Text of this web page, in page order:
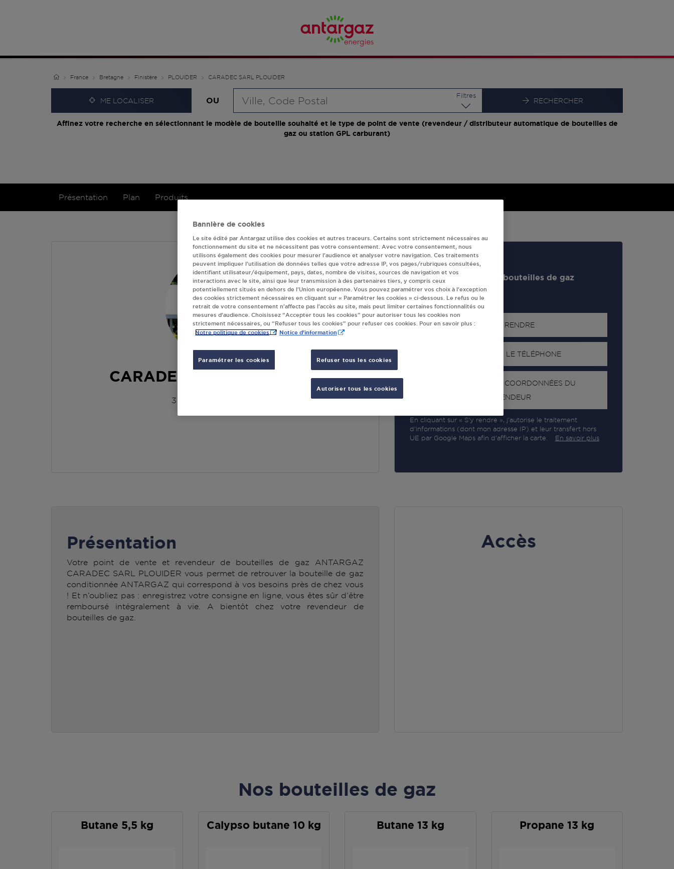
France Bretagne Finistère PLOUIDER CARADEC SARL PLOUIDER
ME LOCALISER OU
Filtres
RECHERCHER
Affinez votre recherche en sélectionnant le modèle de bouteille souhaité et le type de point de vente (revendeur / distributeur automatique de bouteilles de
gaz ou station GPL carburant)
Présentation Plan Produits
CARADEC SARL PLOUIDER
3 ROUTE DE LA MER
Revendeur de bouteilles de gaz
S'Y RENDRE
AFFICHER LE TÉLÉPHONE
RECEVOIR LES COORDONNÉES DU
REVENDEUR
En cliquant sur « S’y rendre », j’autorise le traitement
d’informations (dont mon adresse IP) et leur transfert hors
UE par Google Maps afin d’afficher la carte.
En savoir plus
Accès
Présentation
Votre point de vente et revendeur de bouteilles de gaz ANTARGAZ
CARADEC SARL PLOUIDER vous permet de retrouver la bouteille de gaz
conditionnée ANTARGAZ qui correspond à vos besoins près de chez vous
! Et n’oubliez pas : enregistrez votre consigne en ligne, vous êtes sûr d’être
remboursé intégralement à vie. A bientôt chez votre revendeur de
bouteilles de gaz.
Nos bouteilles de gaz
Butane 5,5 kg Calypso butane 10 kg Butane 13 kg Propane 13 kg
Bannière de cookies
Le site édité par Antargaz utilise des cookies et autres traceurs. Certains sont strictement nécessaires au
fonctionnement du site et ne nécessitent pas votre consentement. Avec votre consentement, nous
utilisons également des cookies pour mesurer l’audience et analyser votre navigation. Ces traitements
peuvent impliquer l’utilisation de données telles que votre adresse IP, vos pages/rubriques consultées,
identifiant utilisateur/équipement, pays, dates, nombre de visites, sources de navigation et vos
interactions avec le site, ainsi que leur transmission à des partenaires tiers, y compris ceux
potentiellement situés en dehors de l’Union européenne. Vous pouvez paramétrer vos choix à l’exception
des cookies strictement nécessaires en cliquant sur « Paramétrer les cookies » ci-dessous. Le refus ou le
retrait de votre consentement n’affecte pas l’accès au site, mais peut limiter certaines fonctionnalités ou
mesures d’audience. Choisissez “Accepter tous les cookies” pour autoriser tous les cookies non
strictement nécessaires, ou “Refuser tous les cookies” pour refuser ces cookies. Pour en savoir plus :
Notre politique de cookies Notice d'information
Paramétrer les cookies Refuser tous les cookies
Autoriser tous les cookies